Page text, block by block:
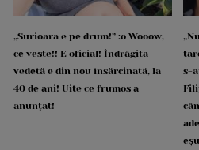
„Surioara e pe drum!” :o Wooow,
ce veste!! E oficial! Îndrăgita
vedetă e din nou însărcinată, la
40 de ani! Uite ce frumos a
anunțat!
s-